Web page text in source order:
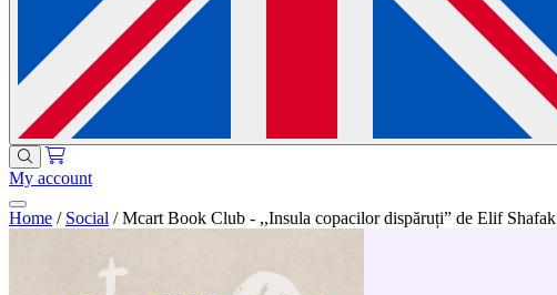
My account
Home / Social / Mcart Book Club - ,,Insula copacilor dispăruți” de Elif Shafak